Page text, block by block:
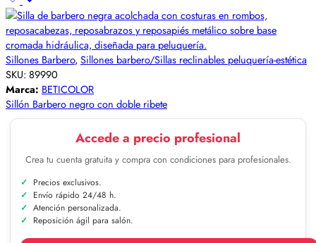
Sillones Barbero, Sillones barbero/Sillas reclinables peluquería-estética
SKU: 89990
Marca: BETICOLOR
Sillón Barbero negro con doble ribete
Accede a precio profesional
Crea tu cuenta gratuita y compra con condiciones para profesionales.
Precios exclusivos.
Envío rápido 24/48 h.
Atención personalizada.
Reposición ágil para salón.